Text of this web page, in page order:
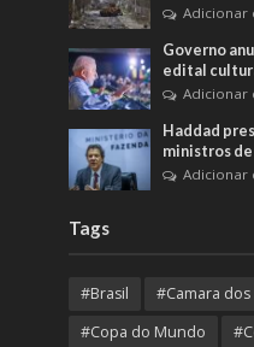
Adicionar
Governo
edital
Adicionar
Haddad
ministros de
Adicionar
Tags
#Brasil #Camara
#Copa do Mundo